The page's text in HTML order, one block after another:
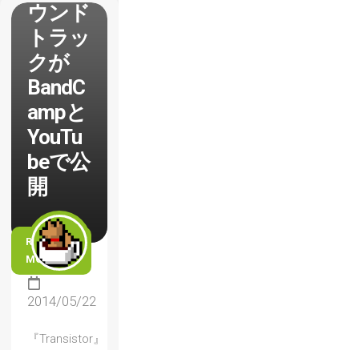
ウンド
トラッ
クが
BandC
ampと
YouTu
beで公
開
READ
MORE
2014/05/22
『Transistor』